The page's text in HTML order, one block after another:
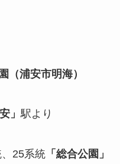
（浦安市明海）
」駅より
25系統 「総合公園」